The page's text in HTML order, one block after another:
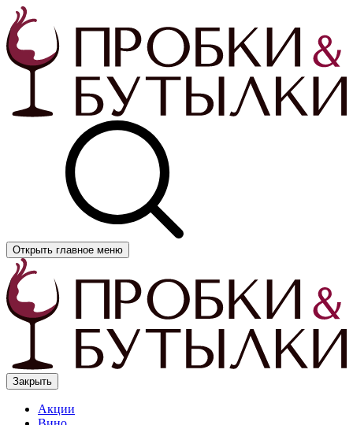
Открыть главное меню
Закрыть
Акции